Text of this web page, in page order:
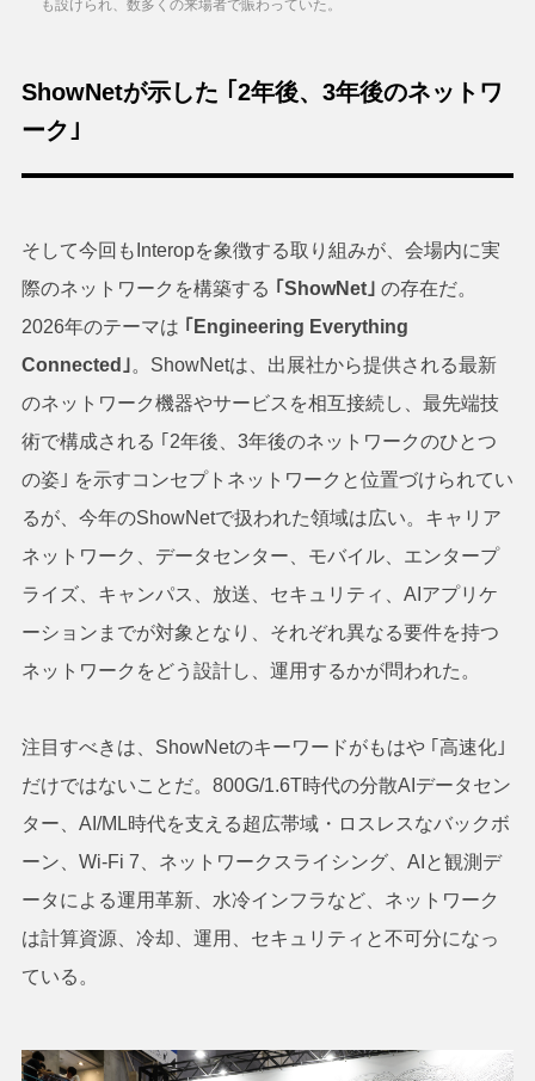
も設けられ、数多くの来場者で賑わっていた。
ShowNetが示した ｢2年後、3年後のネットワ
ーク｣
そして今回もInteropを象徴する取り組みが、会場内に実
際のネットワークを構築する ｢ShowNet｣ の存在だ。
2026年のテーマは ｢Engineering Everything
Connected｣ 。ShowNetは、出展社から提供される最新
のネットワーク機器やサービスを相互接続し、最先端技
術で構成される ｢2年後、3年後のネットワークのひとつ
の姿｣ を示すコンセプトネットワークと位置づけられてい
るが、今年のShowNetで扱われた領域は広い。キャリア
ネットワーク、データセンター、モバイル、エンタープ
ライズ、キャンパス、放送、セキュリティ、AIアプリケ
ーションまでが対象となり、それぞれ異なる要件を持つ
ネットワークをどう設計し、運用するかが問われた。
注目すべきは、ShowNetのキーワードがもはや ｢高速化｣
だけではないことだ。800G/1.6T時代の分散AIデータセン
ター、AI/ML時代を支える超広帯域・ロスレスなバックボ
ーン、Wi-Fi 7、ネットワークスライシング、AIと観測デ
ータによる運用革新、水冷インフラなど、ネットワーク
は計算資源、冷却、運用、セキュリティと不可分になっ
ている。